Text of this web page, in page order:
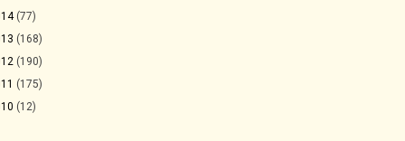
(77)
(168)
(190)
(175)
(12)